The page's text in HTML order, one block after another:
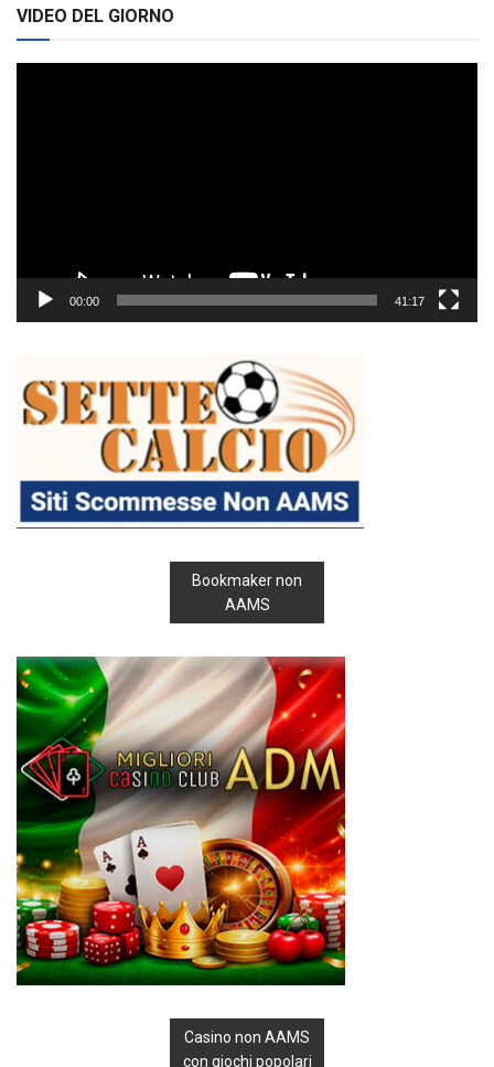
VIDEO DEL GIORNO
00:00 41:17
Bookmaker non
AAMS
Casino non AAMS
con giochi popolari